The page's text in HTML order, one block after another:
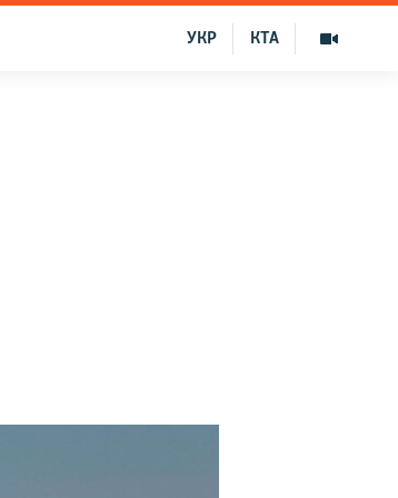
КТА
УКР